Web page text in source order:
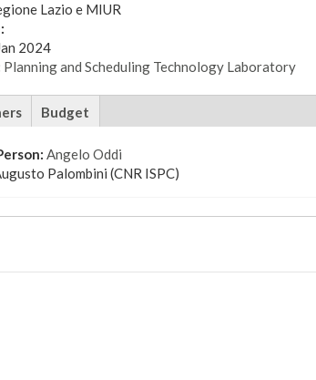
Lazio e MIUR
2024
Planning and Scheduling Technology Laboratory
Budget
Angelo Oddi
Palombini (CNR ISPC)